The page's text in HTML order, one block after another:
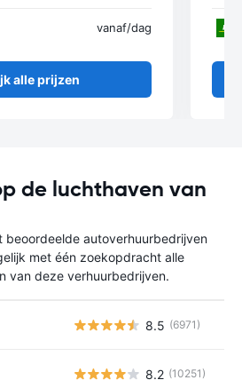
vanaf/dag
alle prijzen
de luchthaven van
beoordeelde autoverhuurbedrijven
met één zoekopdracht alle
van deze verhuurbedrijven.
8.5 (6971)
8.2 (10251)